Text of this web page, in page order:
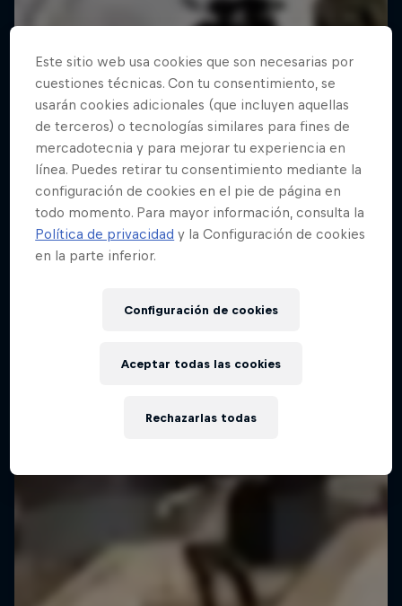
Este sitio web usa cookies que son necesarias por
cuestiones técnicas. Con tu consentimiento, se
usarán cookies adicionales (que incluyen aquellas
de terceros) o tecnologías similares para fines de
mercadotecnia y para mejorar tu experiencia en
línea. Puedes retirar tu consentimiento mediante la
configuración de cookies en el pie de página en
todo momento. Para mayor información, consulta la
Política de privacidad y la Configuración de cookies
en la parte inferior.
Configuración de cookies
Rechazarlas todas
Aceptar todas las cookies